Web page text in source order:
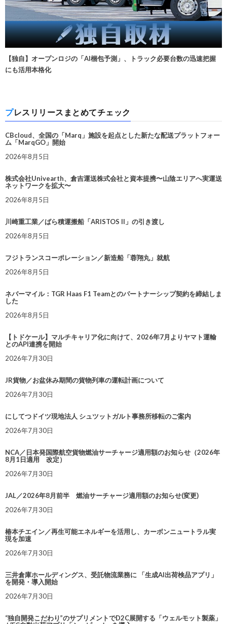
【独自】オープンロジの「AI梱包予測」、トラック必要台数の迅速把握
にも活用本格化
プレスリリースまとめてチェック
CBcloud、全国の「Marq」施設を起点とした新たな配送プラットフォー
ム「MarqGO」開始
2026年8月5日
株式会社Univearth、倉吉運送株式会社と資本提携〜山陰エリアへ実運送
ネットワークを拡大〜
2026年8月5日
川崎重工業／ばら積運搬船「ARISTOS II」の引き渡し
2026年8月5日
フジトランスコーポレーション／新造船「蓉翔丸」就航
2026年8月5日
ネバーマイル：TGR Haas F1 Teamとのパートナーシップ契約を締結しま
した
2026年8月5日
【トドケール】マルチキャリア化に向けて、2026年7月よりヤマト運輸
とのAPI連携を開始
2026年7月30日
JR貨物／お盆休み期間の貨物列車の運転計画について
2026年7月30日
にしてつドイツ現地法人 シュツットガルト事務所移転のご案内
2026年7月30日
NCA／日本発国際航空貨物燃油サーチャージ適用額のお知らせ（2026年
8月1日適用 改定）
2026年7月30日
JAL／2026年8月前半 燃油サーチャージ適用額のお知らせ(変更)
2026年7月30日
椿本チエイン／再生可能エネルギーを活用し、カーボンニュートラル実
現を加速
2026年7月30日
三井倉庫ホールディングス、受託物流業務に 「生成AI出荷検品アプリ」
を開発・導入開始
2026年7月30日
“独自開発こだわり”のサプリメントでD2C展開する「ウェルモット製薬」